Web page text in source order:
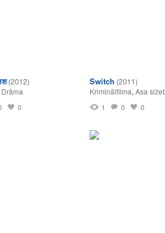
(2012)
Drāma
0
Switch (2011)
Kriminālfilma, Asa
1 0 0